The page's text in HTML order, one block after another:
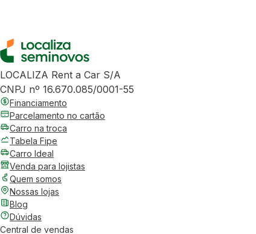
LOCALIZA Rent a Car S/A
CNPJ nº 16.670.085/0001-55
Financiamento
Parcelamento no cartão
Carro na troca
Tabela Fipe
Carro Ideal
Venda para lojistas
Quem somos
Nossas lojas
Blog
Dúvidas
Central de vendas